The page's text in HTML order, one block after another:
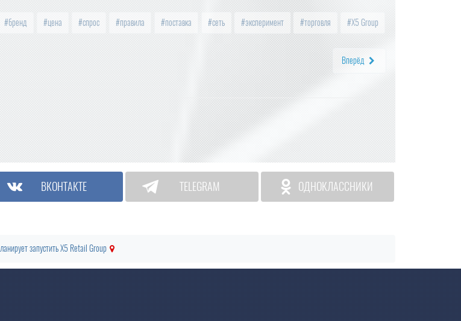
бренд цена спрос правила поставка сеть эксперимент торговля X5 Group
Вперёд
ВКОНТАКТЕ TELEGRAM ОДНОКЛАССНИКИ
запустить X5 Retail Group